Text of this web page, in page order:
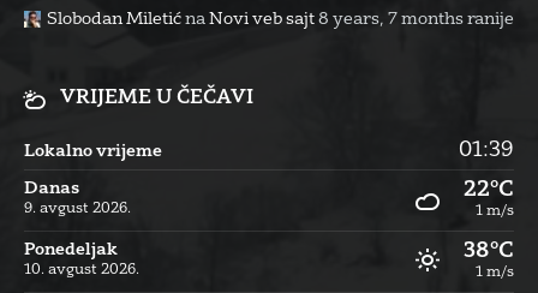
Slobodan Miletić na Novi veb sajt 8 years, 7 months ranije
VRIJEME U ČEČAVI
Lokalno vrijeme 01:39
Danas
9. avgust 2026.
22°C
1 m/s
Ponedeljak
10. avgust 2026.
38°C
1 m/s